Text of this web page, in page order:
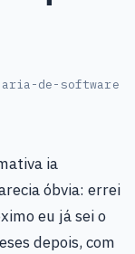
de-software
ia
óbvia: errei
eu já sei o
depois, com